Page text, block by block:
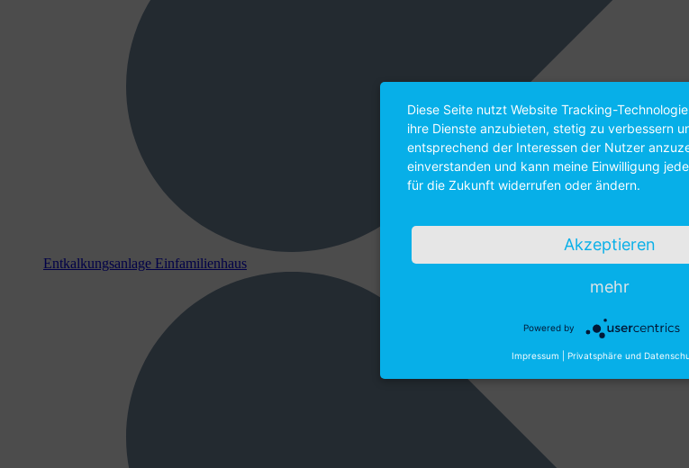
Entkalkungsanlage Einfamilienhaus
Diese Seite nutzt Website Tracking-
ihre Dienste anzubieten, stetig zu verbessern
entsprechend der Interessen der Nutzer
einverstanden und kann meine Einwilligung
für die Zukunft widerrufen oder ändern.
Akzeptieren
mehr
Powered by
Impressum Privatsphäre und